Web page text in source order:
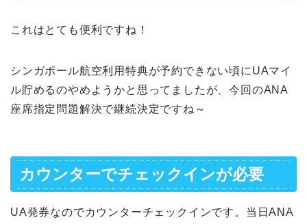
これはとても便利ですね！
シンガポール航空利用特典が予約できない頃にUAマイ
ル貯めるのやめようかと思ってましたが、今回のANA
座席指定問題解決で継続決定ですね～
カウンターでチェックインが必要
UA発券なのでカウンターチェックインです。当日ANA